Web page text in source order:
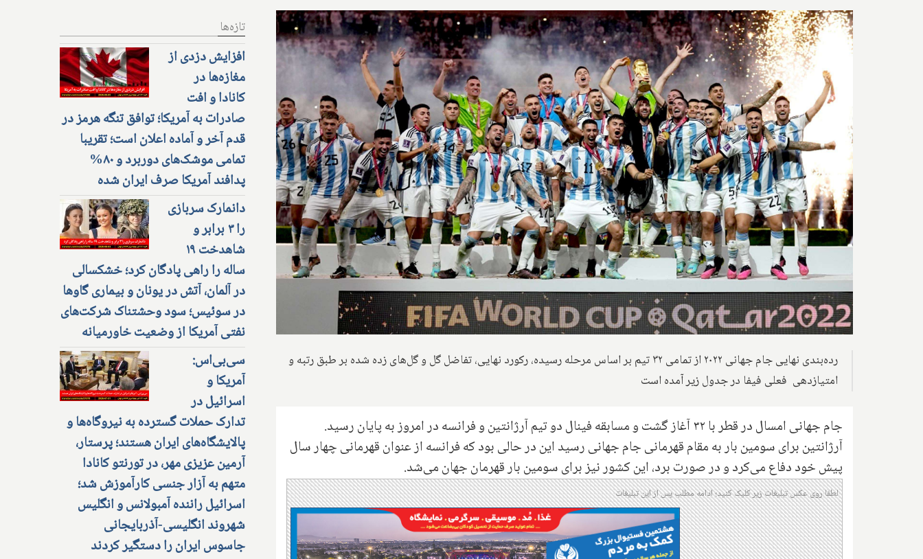
رده‌بندی نهایی جام جهانی ۲۰۲۲ از تمامی ۳۲ تیم بر اساس مرحله رسیده، رکورد نهایی، تفاضل گل و گل‌های زده شده بر طبق رتبه و
امتیازدهی فعلی فیفا در جدول زیر آمده است
جام جهانی امسال در قطر با ۳۲ آغاز گشت و مسابقه فینال دو تیم آرژانتین و فرانسه در امروز به پایان رسید.
آرژانتین برای سومین بار به مقام قهرمانی جام جهانی رسید این در حالی بود که فرانسه از عنوان قهرمانی چهار سال
پیش خود دفاع می‌کرد و در صورت برد، این کشور نیز برای سومین بار قهرمان جهان می‌شد.
لطفا روی عکس تبلیغات زیر کلیک کنید؛ ادامه مطلب پس از این تبلیغات
تازه‌ها
افزایش دزدی از
مغازه‌ها در
کانادا و افت
صادرات به آمریکا؛ توافق تنگه هرمز در
قدم آخر و آماده اعلان است؛ تقریبا
تمامی موشک‌های دوربرد و ۸۰%
پدافند آمریکا صرف ایران شده
دانمارک سربازی
را ۳ برابر و
شاهدخت ۱۹
ساله را راهی پادگان کرد؛ خشکسالی
در آلمان، آتش در یونان و بیماری گاوها
در سوئیس؛ سود وحشتناک شرکت‌های
نفتی آمریکا از وضعیت خاورمیانه
سی‌بی‌اس:
آمریکا و
اسرائیل در
تدارک حملات گسترده به نیروگاه‌ها و
پالایشگاه‌های ایران هستند؛ پرستار،
آرمین عزیزی مهر، در تورنتو کانادا
متهم به آزار جنسی کارآموزش شد؛
اسرائیل راننده آمبولانس و انگلیس
شهروند انگلیسی-آذربایجانی
جاسوس ایران را دستگیر کردند